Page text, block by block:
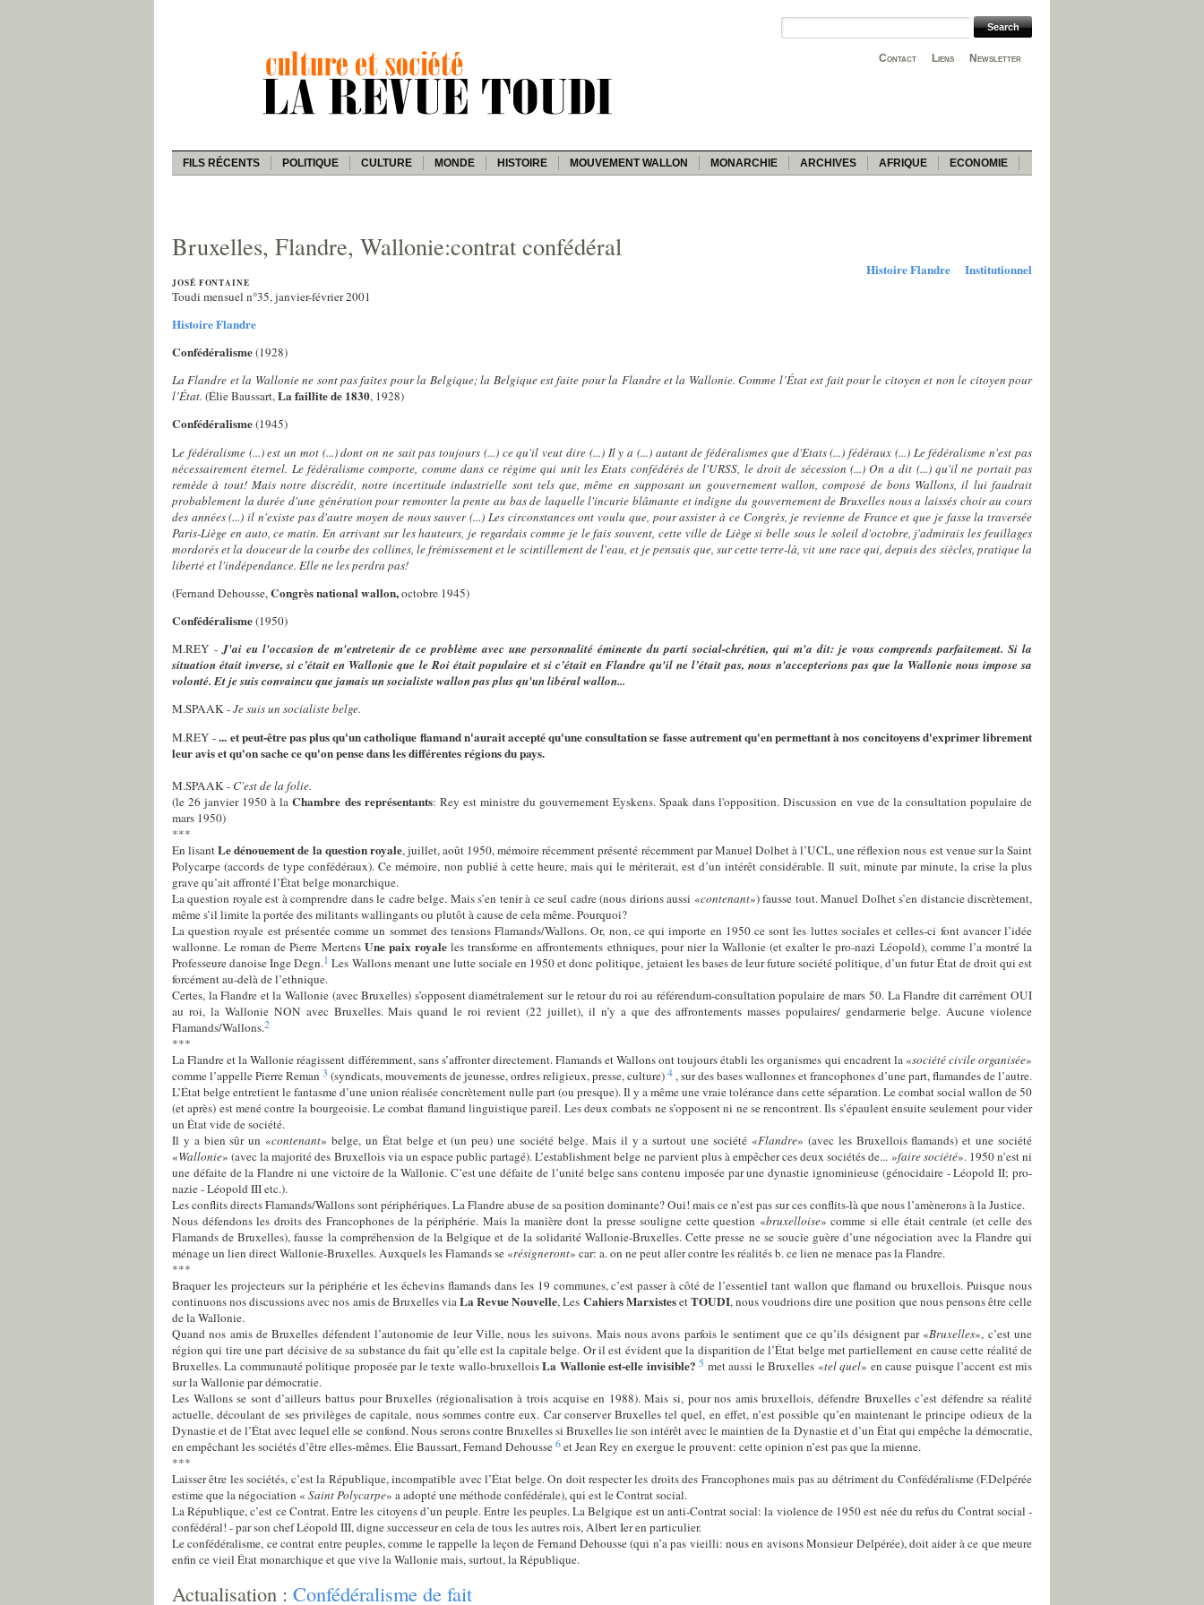
Newsletter
Liens
Contact
FILS RÉCENTS POLITIQUE CULTURE MONDE HISTOIRE MOUVEMENT WALLON MONARCHIE ARCHIVES AFRIQUE ECONOMIE
Bruxelles, Flandre, Wallonie:contrat confédéral
Histoire Flandre Institutionnel
JOSÉ FONTAINE
Toudi mensuel n°35, janvier-février 2001
Histoire Flandre
Confédéralisme(1928)
La Flandre et la Wallonie ne sont pas faites pour la Belgique; la Belgique est faite pour la Flandre et la Wallonie. Comme l’État est fait pour le citoyen et non le citoyen pour
l’État. (Élie Baussart,La faillite de 1830, 1928)
Confédéralisme(1945)
Le fédéralisme (...) est un mot (...) dont on ne sait pas toujours (...) ce qu'il veut dire (...) Il y a (...) autant de fédéralismes que d'Etats (...) fédéraux (...) Le fédéralisme n'est pas
nécessairement éternel. Le fédéralisme comporte, comme dans ce régime qui unit les Etats confédérés de l'URSS, le droit de sécession (...) On a dit (...) qu'il ne portait pas
remède à tout! Mais notre discrédit, notre incertitude industrielle sont tels que, même en supposant un gouvernement wallon, composé de bons Wallons, il lui faudrait
probablement la durée d'une génération pour remonter la pente au bas de laquelle l'incurie blâmante et indigne du gouvernement de Bruxelles nous a laissés choir au cours
des années (...) il n'existe pas d'autre moyen de nous sauver (...) Les circonstances ont voulu que, pour assister à ce Congrès, je revienne de France et que je fasse la traversée
Paris-Liège en auto, ce matin. En arrivant sur les hauteurs, je regardais comme je le fais souvent, cette ville de Liège si belle sous le soleil d'octobre, j'admirais les feuillages
mordorés et la douceur de la courbe des collines, le frémissement et le scintillement de l'eau, et je pensais que, sur cette terre-là, vit une race qui, depuis des siècles, pratique la
liberté et l'indépendance. Elle ne les perdra pas!
(Fernand Dehousse,Congrès national wallon,octobre 1945)
Confédéralisme(1950)
M.REY -J'ai eu l'occasion de m'entretenir de ce problème avec une personnalité éminente du parti social-chrétien, qui m'a dit: je vous comprends parfaitement. Si la
situation était inverse, si c’était en Wallonie que le Roi était populaire et si c’était en Flandre qu'il ne l’était pas, nous n'accepterions pas que la Wallonie nous impose sa
volonté. Et je suis convaincu que jamais un socialiste wallon pas plus qu'un libéral wallon...
M.SPAAK -Je suis un socialiste belge.
M.REY -... et peut-être pas plus qu'un catholique flamand n'aurait accepté qu'une consultation se fasse autrement qu'en permettant à nos concitoyens d'exprimer librement
leur avis et qu'on sache ce qu'on pense dans les différentesrégions du pays.
M.SPAAK - C'est de la folie.
(le 26 janvier 1950 à laChambre des représentants: Rey est ministre du gouvernement Eyskens. Spaak dans l'opposition. Discussion en vue de la consultation populaire de
mars 1950)
***
En lisantLe dénouement de la question royale, juillet, août 1950, mémoire récemment présenté récemment par Manuel Dolhet à l’UCL, une réflexion nous est venue sur la Saint
Polycarpe (accords de type confédéraux). Ce mémoire, non publié à cette heure, mais qui le mériterait, est d’un intérêt considérable. Il suit, minute par minute, la crise la plus
grave qu’ait affronté l’État belge monarchique.
La question royale est à comprendre dans le cadre belge. Mais s’en tenir à ce seul cadre (nous dirions aussi «contenant») fausse tout. Manuel Dolhet s’en distancie discrètement,
même s’il limite la portée des militants wallingants ou plutôt à cause de cela même. Pourquoi?
La question royale est présentée comme un sommet des tensions Flamands/Wallons. Or, non, ce qui importe en 1950 ce sont les luttes sociales et celles-ci font avancer l’idée
wallonne. Le roman de Pierre Mertens Une paix royaleles transforme en affrontements ethniques, pour nier la Wallonie (et exalter le pro-nazi Léopold), comme l’a montré la
Professeure danoise Inge Degn.1 Les Wallons menant une lutte sociale en 1950 et donc politique, jetaient les bases de leur future société politique, d’un futur État de droit qui est
forcément au-delà de l’ethnique.
Certes, la Flandre et la Wallonie (avec Bruxelles) s’opposent diamétralement sur le retour du roi au référendum-consultation populaire de mars 50. La Flandre dit carrément OUI
au roi, la Wallonie NON avec Bruxelles. Mais quand le roi revient (22 juillet), il n’y a que des affrontements masses populaires/ gendarmerie belge. Aucune violence
Flamands/Wallons.2
***
La Flandre et la Wallonie réagissent différemment, sans s’affronter directement. Flamands et Wallons ont toujours établi les organismes qui encadrent la «société civile organisée»
comme l’appelle Pierre Reman 3 (syndicats, mouvements de jeunesse, ordres religieux, presse, culture)4 , sur des bases wallonnes et francophones d’une part, flamandes de l’autre.
L’État belge entretient le fantasme d’une union réalisée concrètement nulle part (ou presque). Il y a même une vraie tolérance dans cette séparation. Le combat social wallon de 50
(et après) est mené contre la bourgeoisie. Le combat flamand linguistique pareil. Les deux combats ne s’opposent ni ne se rencontrent. Ils s’épaulent ensuite seulement pour vider
un État vide de société.
Il y a bien sûr un «contenant» belge, un État belge et (un peu) une société belge. Mais il y a surtout une société «Flandre» (avec les Bruxellois flamands) et une société
«Wallonie» (avec la majorité des Bruxellois via un espace public partagé). L’establishment belge ne parvient plus à empêcher ces deux sociétés de... »faire société». 1950 n’est ni
une défaite de la Flandre ni une victoire de la Wallonie. C’est une défaite de l’unité belge sans contenu imposée par une dynastie ignominieuse (génocidaire - Léopold II; pro-
nazie - Léopold III etc.).
Les conflits directs Flamands/Wallons sont périphériques. La Flandre abuse de sa position dominante? Oui! mais ce n’est pas sur ces conflits-là que nous l’amènerons à la Justice.
Nous défendons les droits des Francophones de la périphérie. Mais la manière dont la presse souligne cette question «bruxelloise» comme si elle était centrale (et celle des
Flamands de Bruxelles), fausse la compréhension de la Belgique et de la solidarité Wallonie-Bruxelles. Cette presse ne se soucie guère d’une négociation avec la Flandre qui
ménage un lien direct Wallonie-Bruxelles. Auxquels les Flamands se «résigneront» car: a. on ne peut aller contre les réalités b. ce lien ne menace pas la Flandre.
***
Braquer les projecteurs sur la périphérie et les échevins flamands dans les 19 communes, c’est passer à côté de l’essentiel tant wallon que flamand ou bruxellois. Puisque nous
continuons nos discussions avec nos amis de Bruxelles viaLa Revue Nouvelle, Les Cahiers MarxistesetTOUDI, nous voudrions dire une position que nous pensons être celle
de la Wallonie.
Quand nos amis de Bruxelles défendent l’autonomie de leur Ville, nous les suivons. Mais nous avons parfois le sentiment que ce qu’ils désignent par «Bruxelles», c’est une
région qui tire une part décisive de sa substance du fait qu’elle est la capitale belge. Or il est évident que la disparition de l’État belge met partiellement en cause cette réalité de
Bruxelles. La communauté politique proposée par le texte wallo-bruxelloisLa Wallonie est-elle invisible? 5 met aussi le Bruxelles «tel quel» en cause puisque l’accent est mis
sur la Wallonie par démocratie.
Les Wallons se sont d’ailleurs battus pour Bruxelles (régionalisation à trois acquise en 1988). Mais si, pour nos amis bruxellois, défendre Bruxelles c’est défendre sa réalité
actuelle, découlant de ses privilèges de capitale, nous sommes contre eux. Car conserver Bruxelles tel quel, en effet, n’est possible qu’en maintenant le principe odieux de la
Dynastie et de l’État avec lequel elle se confond. Nous serons contre Bruxelles si Bruxelles lie son intérêt avec le maintien de la Dynastie et d’un État qui empêche la démocratie,
en empêchant les sociétés d’être elles-mêmes. Élie Baussart, Fernand Dehousse6et Jean Rey en exergue le prouvent: cette opinion n’est pas que la mienne.
***
Laisser être les sociétés, c’est la République, incompatible avec l’État belge. On doit respecter les droits des Francophones mais pas au détriment du Confédéralisme (F.Delpérée
estime que la négociation « Saint Polycarpe» a adopté une méthode confédérale), qui est le Contrat social.
La République, c’est ce Contrat. Entre les citoyens d’un peuple. Entre les peuples. La Belgique est un anti-Contrat social: la violence de 1950 est née du refus du Contrat social -
confédéral! - par son chef Léopold III, digne successeur en cela de tous les autres rois, Albert Ier en particulier.
Le confédéralisme, ce contrat entre peuples, comme le rappelle la leçon de Fernand Dehousse (qui n’a pas vieilli: nous en avisons Monsieur Delpérée), doit aider à ce que meure
enfin ce vieil État monarchique et que vive la Wallonie mais, surtout, la République.
Actualisation : Confédéralisme de fait